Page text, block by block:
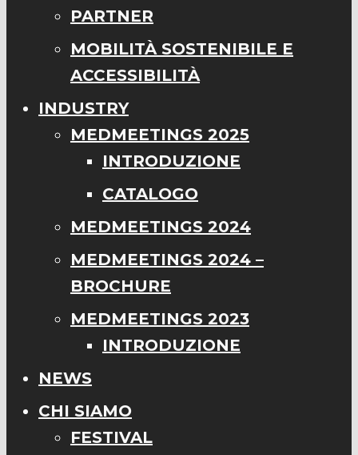
PARTNER
MOBILITÀ SOSTENIBILE E
ACCESSIBILITÀ
INDUSTRY
MEDMEETINGS 2025
INTRODUZIONE
CATALOGO
MEDMEETINGS 2024
MEDMEETINGS 2024 –
BROCHURE
MEDMEETINGS 2023
INTRODUZIONE
NEWS
CHI SIAMO
FESTIVAL